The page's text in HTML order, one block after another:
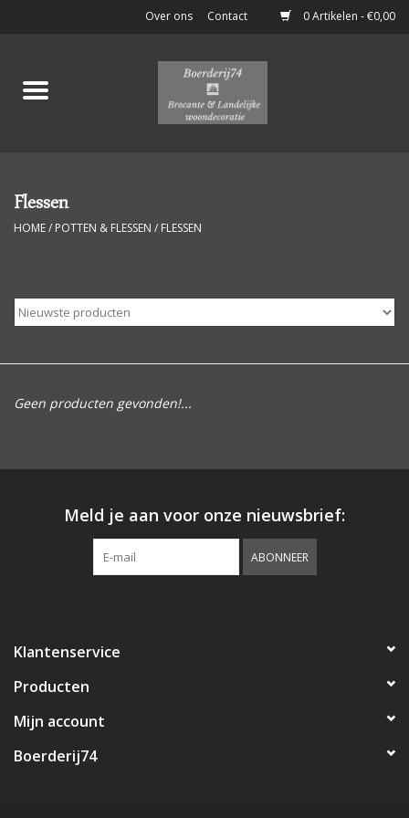
0 Artikelen - €0,00
Over ons Contact
Home
Keukenspullen
Luiken
Woonaccessoires
Flessen
HOME/ POTTEN & FLESSEN / FLESSEN
Geen producten gevonden!...
Meld je aan voor onze nieuwsbrief:
ABONNEER
Klantenservice
Producten
Mijn account
Boerderij74